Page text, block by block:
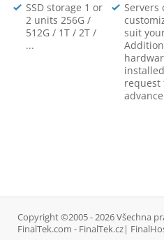
SSD storage 1 or
2 units 256G /
512G / 1T / 2T /
...
Servers
suit
request
Copyright ©2005 - 2026 Všechna
FinalTek.com - FinalTek.cz|